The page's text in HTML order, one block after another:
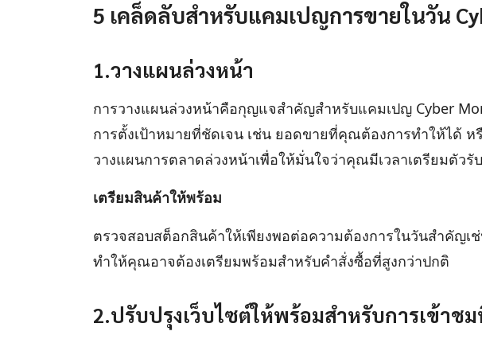
5 เคล็ดลับสำหรับแคมเปญการขายในวัน
1.วางแผนล่วงหน้า
การวางแผนล่วงหน้าคือกุญแจสำคัญสำหรับแคมเปญ Cyber
การตั้งเป้าหมายที่ชัดเจน เช่น ยอดขายที่คุณต้องการทำให้ได้
วางแผนการตลาดล่วงหน้าเพื่อให้มั่นใจว่าคุณมีเวลาเตรียมตัวรั
เตรียมสินค้าให้พร้อม
ตรวจสอบสต็อกสินค้าให้เพียงพอต่อความต้องการในวันสำคัญเ
ทำให้คุณอาจต้องเตรียมพร้อมสำหรับคำสั่งซื้อที่สูงกว่าปกติ
2.ปรับปรุงเว็บไซต์ให้พร้อมสำหรับการเข้าช